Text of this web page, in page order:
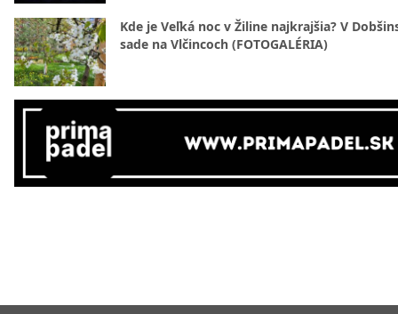
Kde je Veľká noc v Žiline najkrajšia? V
sade na Vlčincoch (FOTOGALÉRIA)